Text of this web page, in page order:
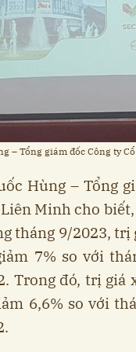
– Tổng giám đốc Công ty
Hùng – Tổng
Minh cho
tháng 9/2023, trị
7% so với
Trong đó, trị giá
6,6% so với